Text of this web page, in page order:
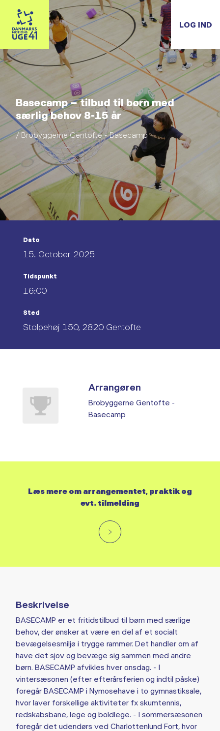
LOG IND
Basecamp – tilbud til børn med
særlig behov 8-15 år
/ Brobyggerne Gentofte - Basecamp
Dato
15. October 2025
Tidspunkt
16:00
Sted
Stolpehøj 150, 2820 Gentofte
Beskrivelse
BASECAMP er et fritidstilbud til børn med særlige
behov, der ønsker at være en del af et socialt
bevægelsesmiljø i trygge rammer. Det handler om af
have det sjov og bevæge sig sammen med andre
børn. BASECAMP afvikles hver onsdag. - I
vintersæsonen (efter efterårsferien og indtil påske)
foregår BASECAMP i Nymosehave i to gymnastiksale,
hvor laver forskellige aktiviteter fx skumtennis,
redskabsbane, lege og boldlege. - I sommersæsonen
foregår det udendørs ved Charlottenlund Fort, hvor
Arrangøren
Brobyggerne Gentofte -
Basecamp
Læs mere om arrangementet, praktik og
evt. tilmelding